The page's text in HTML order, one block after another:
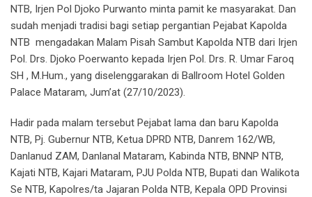
NTB, Irjen Pol Djoko Purwanto minta pamit ke masyarakat. Dan
sudah menjadi tradisi bagi setiap pergantian Pejabat Kapolda
NTB mengadakan Malam Pisah Sambut Kapolda NTB dari Irjen
Pol. Drs. Djoko Poerwanto kepada Irjen Pol. Drs. R. Umar Faroq
SH , M.Hum., yang diselenggarakan di Ballroom Hotel Golden
Palace Mataram, Jum’at (27/10/2023).
Hadir pada malam tersebut Pejabat lama dan baru Kapolda
NTB, Pj. Gubernur NTB, Ketua DPRD NTB, Danrem 162/WB,
Danlanud ZAM, Danlanal Mataram, Kabinda NTB, BNNP NTB,
Kajati NTB, Kajari Mataram, PJU Polda NTB, Bupati dan Walikota
Se NTB, Kapolres/ta Jajaran Polda NTB, Kepala OPD Provinsi